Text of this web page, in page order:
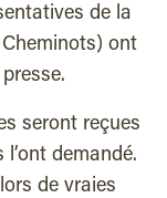
de la
Cheminots) ont
seront reçues
l’ont demandé.
de vraies